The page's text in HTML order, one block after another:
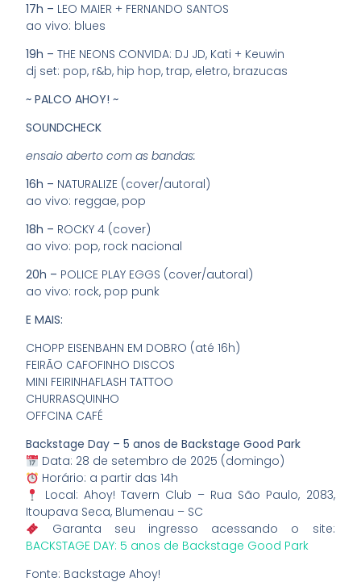
17h – LEO MAIER + FERNANDO SANTOS
ao vivo: blues
19h – THE NEONS CONVIDA: DJ JD, Kati + Keuwin
dj set: pop, r&b, hip hop, trap, eletro, brazucas
~ PALCO AHOY! ~
SOUNDCHECK
ensaio aberto com as bandas:
16h – NATURALIZE (cover/autoral)
ao vivo: reggae, pop
18h – ROCKY 4 (cover)
ao vivo: pop, rock nacional
20h – POLICE PLAY EGGS (cover/autoral)
ao vivo: rock, pop punk
E MAIS:
CHOPP EISENBAHN EM DOBRO (até 16h)
FEIRÃO CAFOFINHO DISCOS
MINI FEIRINHAFLASH TATTOO
CHURRASQUINHO
OFFCINA CAFÉ
Backstage Day – 5 anos de Backstage Good Park
Data: 28 de setembro de 2025 (domingo)
Horário: a partir das 14h
Local: Ahoy! Tavern Club – Rua São Paulo, 2083,
Itoupava Seca, Blumenau – SC
Garanta seu ingresso acessando o site:
BACKSTAGE DAY: 5 anos de Backstage Good Park
Fonte: Backstage Ahoy!